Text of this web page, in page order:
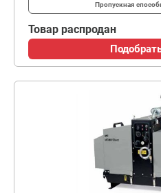
Пропускная
Товар распродан